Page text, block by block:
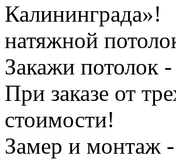
натяжной
Закажи потолок
При заказе от
стоимости!
Замер и монтаж